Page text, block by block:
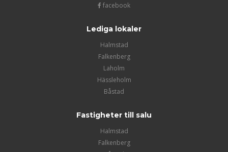
facebook
Lediga lokaler
Halmstad
Falkenberg
Laholm
Hässleholm
Båstad
Fastigheter till salu
Halmstad
Falkenberg